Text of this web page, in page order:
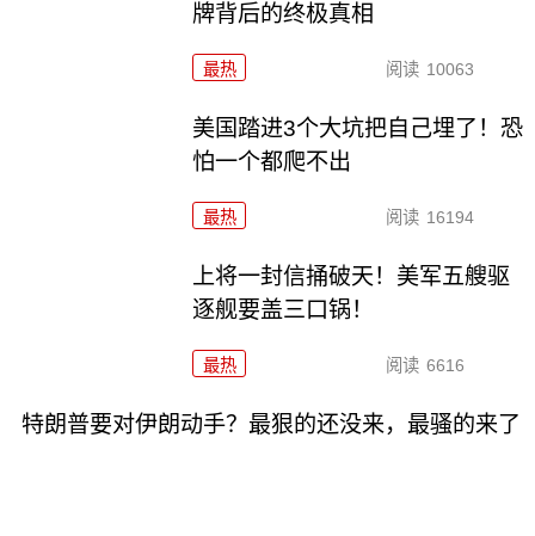
牌背后的终极真相
最热 阅读 10063
美国踏进3个大坑把自己埋了！恐
怕一个都爬不出
最热 阅读 16194
上将一封信捅破天！美军五艘驱
逐舰要盖三口锅！
最热 阅读 6616
特朗普要对伊朗动手？最狠的还没来，最骚的来了